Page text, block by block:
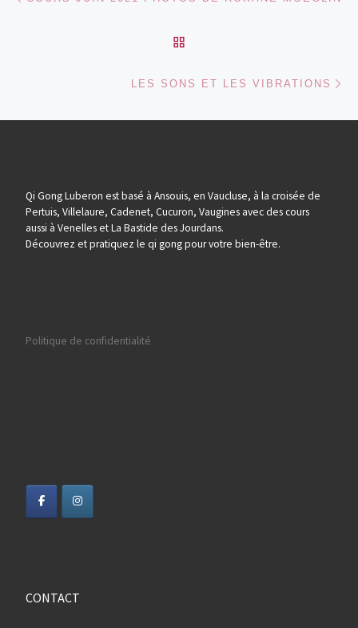
LES SONS ET LES VIBRATIONS
Qi Gong Luberon est basé à Ansouis, en Vaucluse, à la croisée de
Pertuis, Villelaure, Cadenet, Cucuron, Vaugines avec des cours
aussi à Venelles et La Bastide des Jourdans.
Découvrez et pratiquez le qi gong pour votre bien-être.
Politique de confidentialité
CONTACT